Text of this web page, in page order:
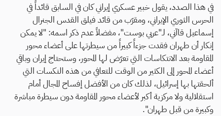
في هذا الصدد، يقول خبير عسكري إيراني كان في السابق قائداً في
الحرس الثوري الإيراني، ومقرّب من قائد فيلق القدس الجنرال
إسماعيل قاآني، لـ"عربي بوست"، مفضلاً عدم ذكر اسمه: "لا يمكن
إنكار أن طهران فقدت جزءاً كبيراً من سيطرتها على أعضاء محور
المقاومة بعد الانتكاسات التي تعرّض لها المحور، وستحتاج إيران وباقي
أعضاء المحور إلى الكثير من الوقت للتعافي من هذه النكسات التي
ألحقتها بها إسرائيل، لذلك كان من الأفضل إفساح المجال أمام
استقلالية ولا مركزية أكبر لأعضاء محور المقاومة دون سيطرة مباشرة
وكبيرة من قبل طهران".